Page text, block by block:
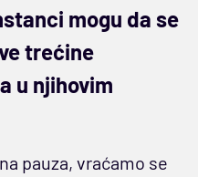
mogu da se
trećine
u njihovim
pauza, vraćamo se